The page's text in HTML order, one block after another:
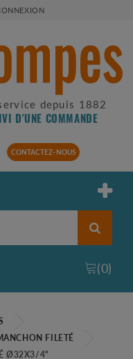
depuis 1882
D'UNE COMMANDE
CONTACTEZ-NOUS
(0)
FILETÉ
Ø32X3/4"